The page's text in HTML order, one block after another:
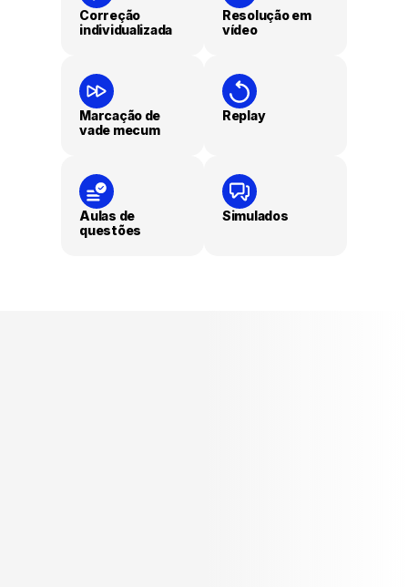
Correção
individualizada
Resolução em
vídeo
Marcação de
vade mecum
Replay
Aulas de
questões
Simulados